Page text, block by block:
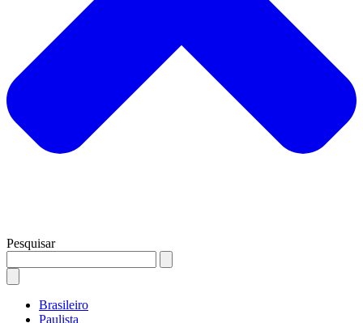
Pesquisar
Brasileiro
Paulista